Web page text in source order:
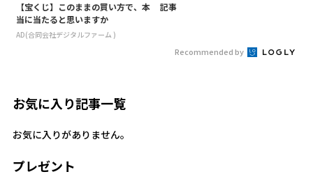
【宝くじ】このままの買い方で、本
当に当たると思いますか
AD(合同会社デジタルファーム )
記事
Recommended by
お気に入り記事一覧
お気に入りがありません。
プレゼント